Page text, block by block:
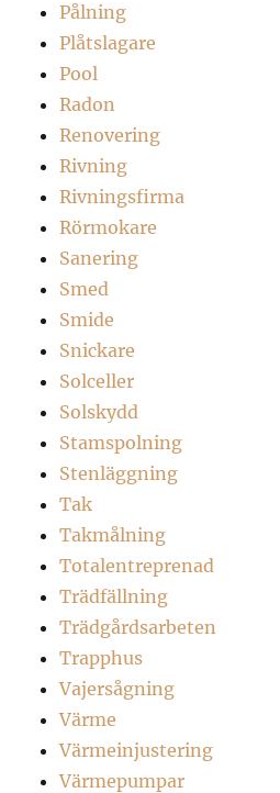
Pålning
Plåtslagare
Pool
Radon
Renovering
Rivning
Rivningsfirma
Rörmokare
Sanering
Smed
Smide
Snickare
Solceller
Solskydd
Stamspolning
Stenläggning
Tak
Takmålning
Totalentreprenad
Trädfällning
Trädgårdsarbeten
Trapphus
Vajersågning
Värme
Värmeinjustering
Värmepumpar